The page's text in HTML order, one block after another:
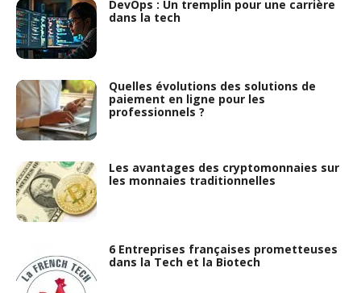
DevOps : Un tremplin pour une carrière
dans la tech
Quelles évolutions des solutions de
paiement en ligne pour les
professionnels ?
Les avantages des cryptomonnaies sur
les monnaies traditionnelles
6 Entreprises françaises prometteuses
dans la Tech et la Biotech